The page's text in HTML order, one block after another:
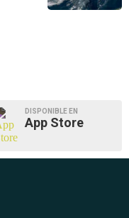
DISPONIBLE EN
App Store